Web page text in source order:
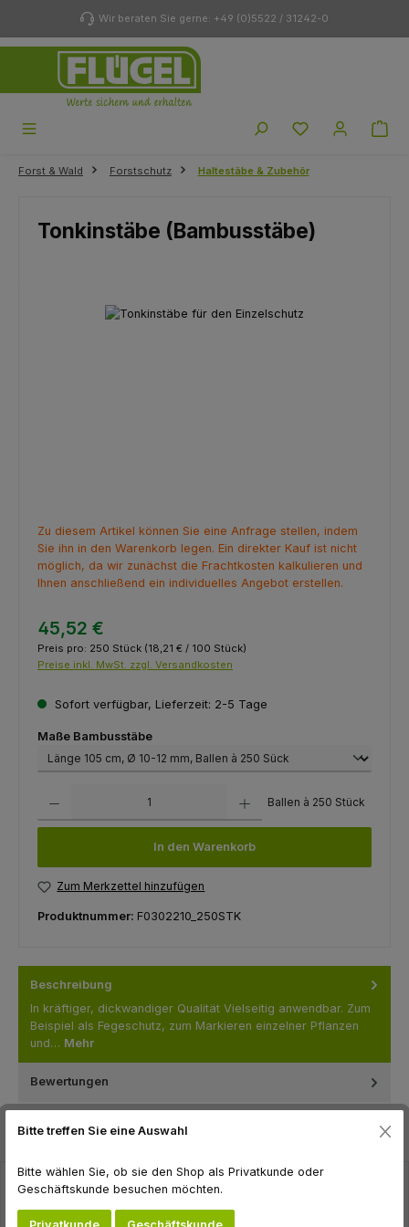
Zum Hauptinhalt springenWir beraten Sie gerne: +49 (0)5522 / 31242-0
Du hast 0
Forst & Wald Forstschutz Haltestäbe & Zubehör
Tonkinstäbe (Bambusstäbe)
Bildergalerie überspringen
Zu diesem Artikel können Sie eine Anfrage stellen, indem
Sie ihn in den Warenkorb legen. Ein direkter Kauf ist nicht
möglich, da wir zunächst die Frachtkosten kalkulieren und
Ihnen anschließend ein individuelles Angebot erstellen.
45,52 €
Preis pro: 250 Stück (18,21 € / 100 Stück)
Preise inkl. MwSt. zzgl. Versandkosten
Sofort verfügbar, Lieferzeit: 2-5 Tage
Maße Bambusstäbeauswählen
Ballen à 250 Stück
In den Warenkorb
Zum Merkzettel hinzufügen
Produktnummer: F0302210_250STK
Beschreibung
In kräftiger, dickwandiger Qualität Vielseitig anwendbar. Zum
Beispiel als Fegeschutz, zum Markieren einzelner Pflanzen
und… Mehr
Bewertungen
Zubehör
Bitte treffen Sie eine Auswahl
Bitte wählen Sie, ob sie den Shop als Privatkunde oder
Geschäftskunde besuchen möchten.